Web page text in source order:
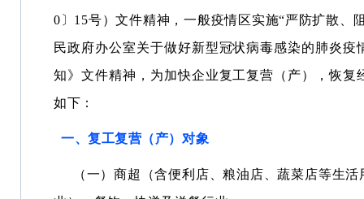
0〕15号）文件精神，一般疫情区实施“严防扩散、
民政府办公室关于做好新型冠状病毒感染的肺炎
知》文件精神，为加快企业复工复营（产），恢
如下：
一、复工复营（产）对象
（一）商超（含便利店、粮油店、蔬菜店等生活